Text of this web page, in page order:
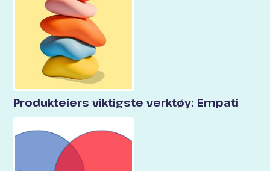
Produkteiers viktigste verktøy: Empati